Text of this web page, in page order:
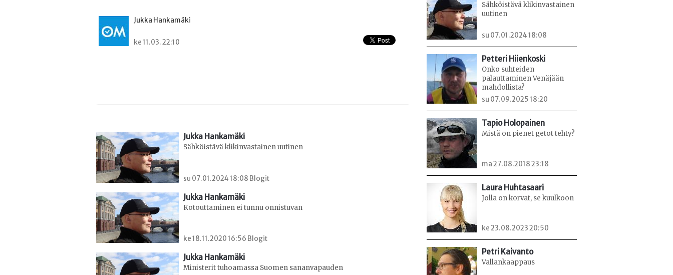
Jukka Hankamäki
ke 11.03. 22:10
Jukka Hankamäki
Sähköistävä klikinvastainen uutinen
su 07.01.2024 18:08 Blogit
Jukka Hankamäki
Kotouttaminen ei tunnu onnistuvan
ke 18.11.2020 16:56 Blogit
Jukka Hankamäki
Ministerit tuhoamassa Suomen sananvapauden
Sähköistävä klikinvastainen
uutinen
su 07.01.2024 18:08
Petteri Hiienkoski
Onko suhteiden
palauttaminen Venäjään
mahdollista?
su 07.09.2025 18:20
Tapio Holopainen
Mistä on pienet getot tehty?
ma 27.08.2018 23:18
Laura Huhtasaari
Jolla on korvat, se kuulkoon
ke 23.08.2023 20:50
Petri Kaivanto
Vallankaappaus